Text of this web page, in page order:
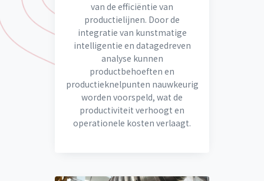
van de efficiëntie van
productielijnen. Door de
integratie van kunstmatige
intelligentie en datagedreven
analyse kunnen
productbehoeften en
productieknelpunten nauwkeurig
worden voorspeld, wat de
productiviteit verhoogt en
operationele kosten verlaagt.